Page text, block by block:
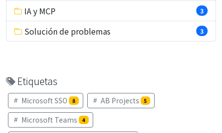
IA y MCP 3
Solución de problemas 3
Etiquetas
Microsoft SSO 8 AB Projects 5
Microsoft Teams 4